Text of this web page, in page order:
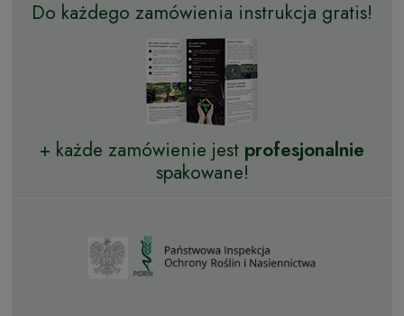
Do każdego zamówienia instrukcja gratis!
+ każde zamówienie jest profesjonalnie
spakowane!